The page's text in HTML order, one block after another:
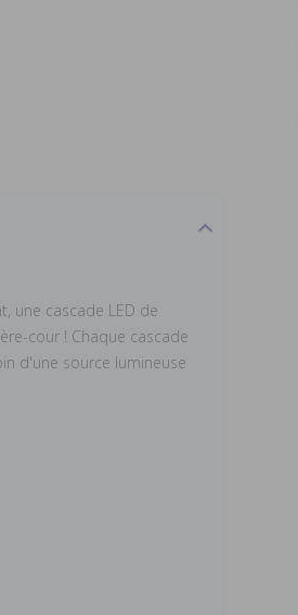
une cascade LED de
cour ! Chaque cascade
d'une source lumineuse